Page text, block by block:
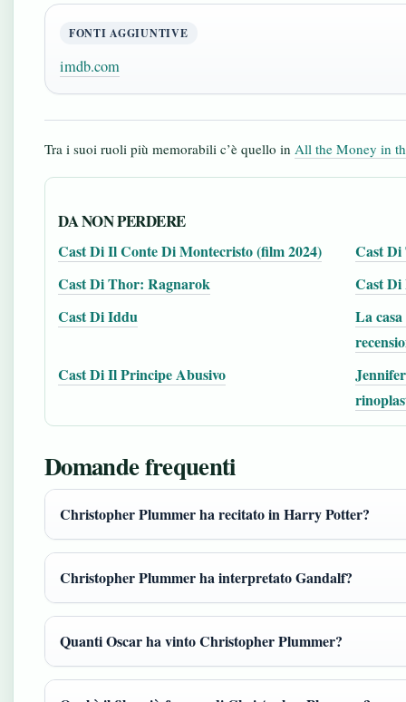
FONTI AGGIUNTIVE
imdb.com
Tra i suoi ruoli più memorabili c’è quello in All the Money in
DA NON PERDERE
Cast Di Il Conte Di Montecristo (film 2024)
Cast Di
Cast Di Thor: Ragnarok
Cast Di
Cast Di Iddu
La
Cast Di Il Principe Abusivo
Domande frequenti
Christopher Plummer ha recitato in Harry Potter?
Christopher Plummer ha interpretato Gandalf?
Quanti Oscar ha vinto Christopher Plummer?